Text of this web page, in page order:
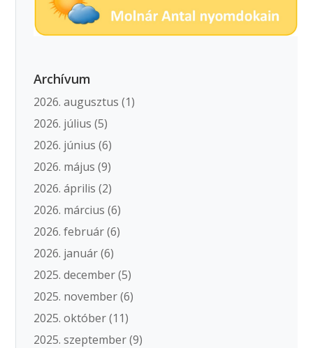
Archívum
2026. augusztus (1)
2026. július (5)
2026. június (6)
2026. május (9)
2026. április (2)
2026. március (6)
2026. február(6)
2026. január(6)
2025. december(5)
2025. november(6)
2025. október(11)
2025. szeptember(9)